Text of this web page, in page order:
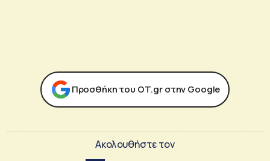
Προσθήκη του ΟΤ.gr στην Google
Ακολουθήστε τον